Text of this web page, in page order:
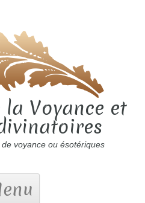
Voyance et
voyance ou ésotériques